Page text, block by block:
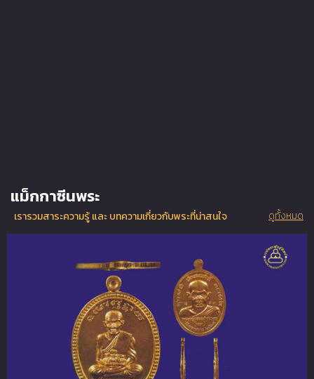
แม็กกาซีนพระ
เรารวมสาระความรู้ และ บทความเกี่ยวกับพระที่น่าสนใจ ดูทั้งหมด